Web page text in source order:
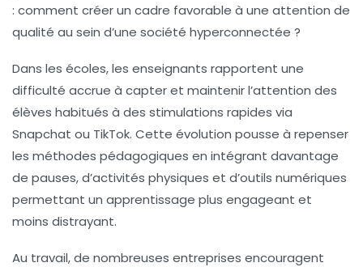
: comment créer un cadre favorable à une attention de
qualité au sein d’une société hyperconnectée ?
Dans les écoles, les enseignants rapportent une
difficulté accrue à capter et maintenir l’attention des
élèves habitués à des stimulations rapides via
Snapchat ou TikTok. Cette évolution pousse à repenser
les méthodes pédagogiques en intégrant davantage
de pauses, d’activités physiques et d’outils numériques
permettant un apprentissage plus engageant et
moins distrayant.
Au travail, de nombreuses entreprises encouragent